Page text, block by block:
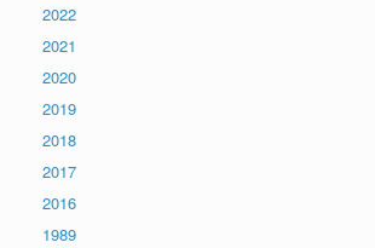
2022
2021
2020
2019
2018
2017
2016
1989